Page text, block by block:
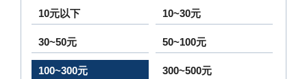
10元以下 10~30元
30~50元 50~100元
100~300元 300~500元